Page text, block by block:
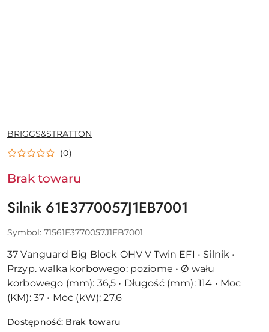
NAZWA
PRODUCENTA:
BRIGGS&STRATTON
(0)
Brak towaru
Silnik 61E3770057J1EB7001
Symbol: 71561E3770057J1EB7001
37 Vanguard Big Block OHV V Twin EFI • Silnik •
Przyp. walka korbowego: poziome • Ø wału
korbowego (mm): 36,5 • Długość (mm): 114 • Moc
(KM): 37 • Moc (kW): 27,6
Dostępność: Brak towaru